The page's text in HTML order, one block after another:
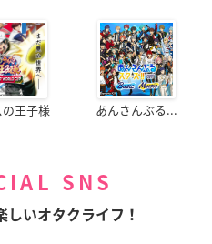
王子様 あんさんぶる...
SNS
しいオタクライフ！